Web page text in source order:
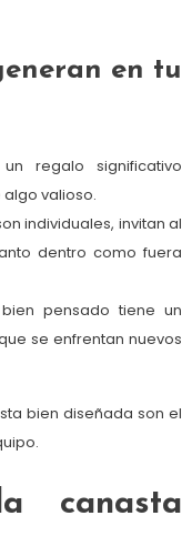
en tu
regalo significativo
valioso.
individuales, invitan al
dentro como fuera
pensado tiene un
se enfrentan nuevos
bien diseñada son el
canasta